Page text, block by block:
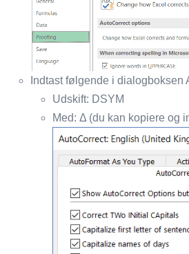
Indtast følgende i dialogboksen
Udskift: DSYM
Med: Δ (du kan kopiere og